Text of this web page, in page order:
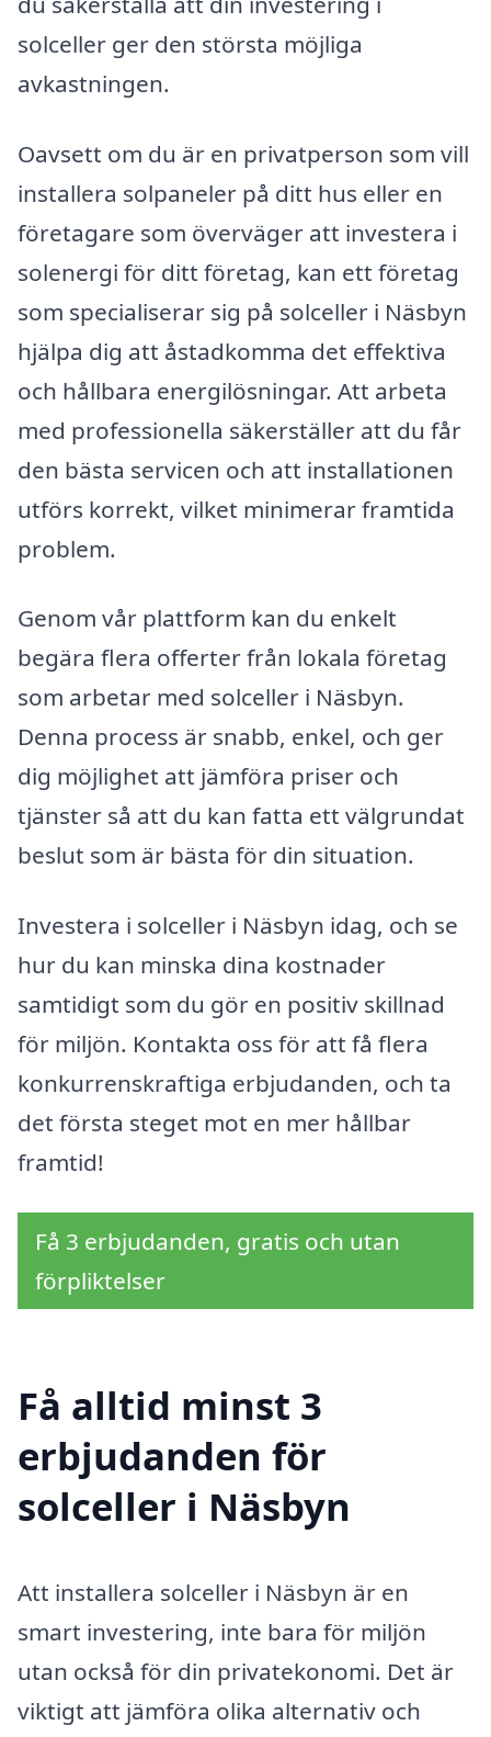
solceller ger den största möjliga
avkastningen.
Oavsett om du är en privatperson som vill
installera solpaneler på ditt hus eller en
företagare som överväger att investera i
solenergi för ditt företag, kan ett företag
som specialiserar sig på solceller i Näsbyn
hjälpa dig att åstadkomma det effektiva
och hållbara energilösningar. Att arbeta
med professionella säkerställer att du får
den bästa servicen och att installationen
utförs korrekt, vilket minimerar framtida
problem.
Genom vår plattform kan du enkelt
begära flera offerter från lokala företag
som arbetar med solceller i Näsbyn.
Denna process är snabb, enkel, och ger
dig möjlighet att jämföra priser och
tjänster så att du kan fatta ett välgrundat
beslut som är bästa för din situation.
Investera i solceller i Näsbyn idag, och se
hur du kan minska dina kostnader
samtidigt som du gör en positiv skillnad
för miljön. Kontakta oss för att få flera
konkurrenskraftiga erbjudanden, och ta
det första steget mot en mer hållbar
framtid!
Få 3 erbjudanden, gratis och utan
förpliktelser
Få alltid minst 3
erbjudanden för
solceller i Näsbyn
Att installera solceller i Näsbyn är en
smart investering, inte bara för miljön
utan också för din privatekonomi. Det är
viktigt att jämföra olika alternativ och